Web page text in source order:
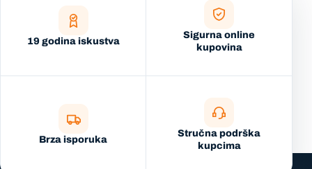
19 godina iskustva
Sigurna online
kupovina
Brza isporuka
Stručna podrška
kupcima